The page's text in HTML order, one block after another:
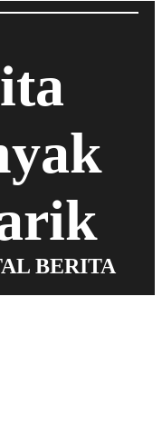
BERITA